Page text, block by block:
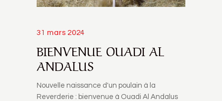
31 mars 2024
BIENVENUE OUADI AL
ANDALUS
Nouvelle naissance d'un poulain à la
Reverderie : bienvenue à Ouadi Al Andalus